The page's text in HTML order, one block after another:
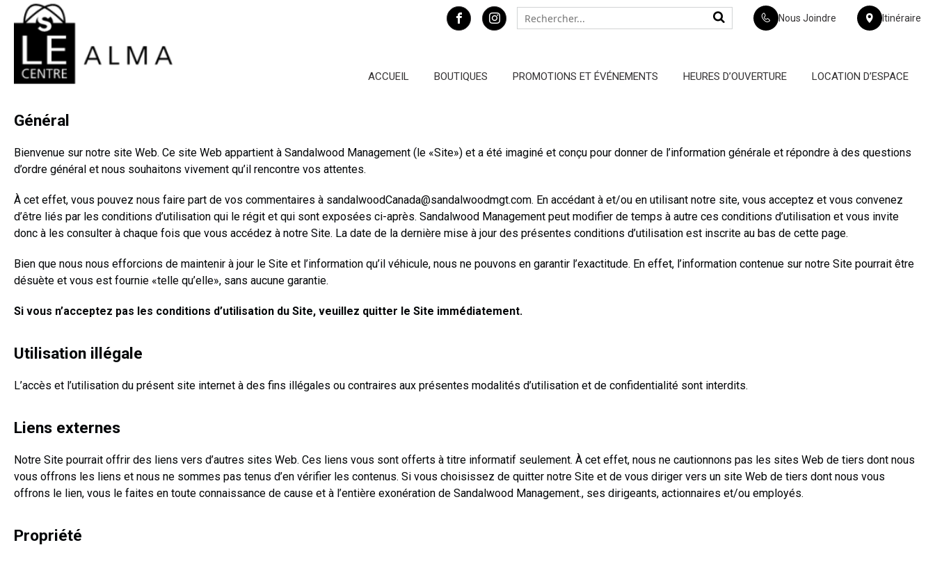
FacebookInstagramRechercher
Rechercher...
mis
à
vous
écrivez.
Nous Joindre Itinéraire
ACCUEIL BOUTIQUES PROMOTIONS ET ÉVÉNEMENTS HEURES D’OUVERTURE LOCATION D’ESPACE
Général
Bienvenue sur notre site Web. Ce site Web appartient à Sandalwood Management (le «Site») et a été imaginé et conçu pour donner de l’information générale et répondre à des questions
d’ordre général et nous souhaitons vivement qu’il rencontre vos attentes.
À cet effet, vous pouvez nous faire part de vos commentaires à sandalwoodCanada@sandalwoodmgt.com. En accédant à et/ou en utilisant notre site, vous acceptez et vous convenez
d’être liés par les conditions d’utilisation qui le régit et qui sont exposées ci-après. Sandalwood Management peut modifier de temps à autre ces conditions d’utilisation et vous invite
donc à les consulter à chaque fois que vous accédez à notre Site. La date de la dernière mise à jour des présentes conditions d’utilisation est inscrite au bas de cette page.
Bien que nous nous efforcions de maintenir à jour le Site et l’information qu’il véhicule, nous ne pouvons en garantir l’exactitude. En effet, l’information contenue sur notre Site pourrait être
désuète et vous est fournie «telle qu’elle», sans aucune garantie.
Si vous n’acceptez pas les conditions d’utilisation du Site, veuillez quitter le Site immédiatement.
Utilisation illégale
L’accès et l’utilisation du présent site internet à des fins illégales ou contraires aux présentes modalités d’utilisation et de confidentialité sont interdits.
Liens externes
Notre Site pourrait offrir des liens vers d’autres sites Web. Ces liens vous sont offerts à titre informatif seulement. À cet effet, nous ne cautionnons pas les sites Web de tiers dont nous
vous offrons les liens et nous ne sommes pas tenus d’en vérifier les contenus. Si vous choisissez de quitter notre Site et de vous diriger vers un site Web de tiers dont nous vous
offrons le lien, vous le faites en toute connaissance de cause et à l’entière exonération de Sandalwood Management., ses dirigeants, actionnaires et/ou employés.
Propriété